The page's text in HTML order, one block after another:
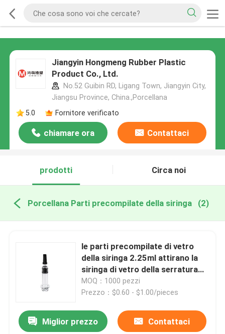
Jiangyin Hongmeng Rubber Plastic
Product Co., Ltd.
No.52 Guibin RD, Ligang Town, Jiangyin City,
Jiangsu Province, China.,Porcellana
5.0
Fornitore verificato
chiamare ora Contattaci
prodotti Circa noi
Porcellana Parti precompilate della siringa (2)
le parti precompilate di vetro
della siringa 2.25ml attirano la
siringa di vetro della serratura
3ml
MOQ：1000 pezzi
Prezzo：$0.60 - $1.00/pieces
Miglior prezzo Contattaci